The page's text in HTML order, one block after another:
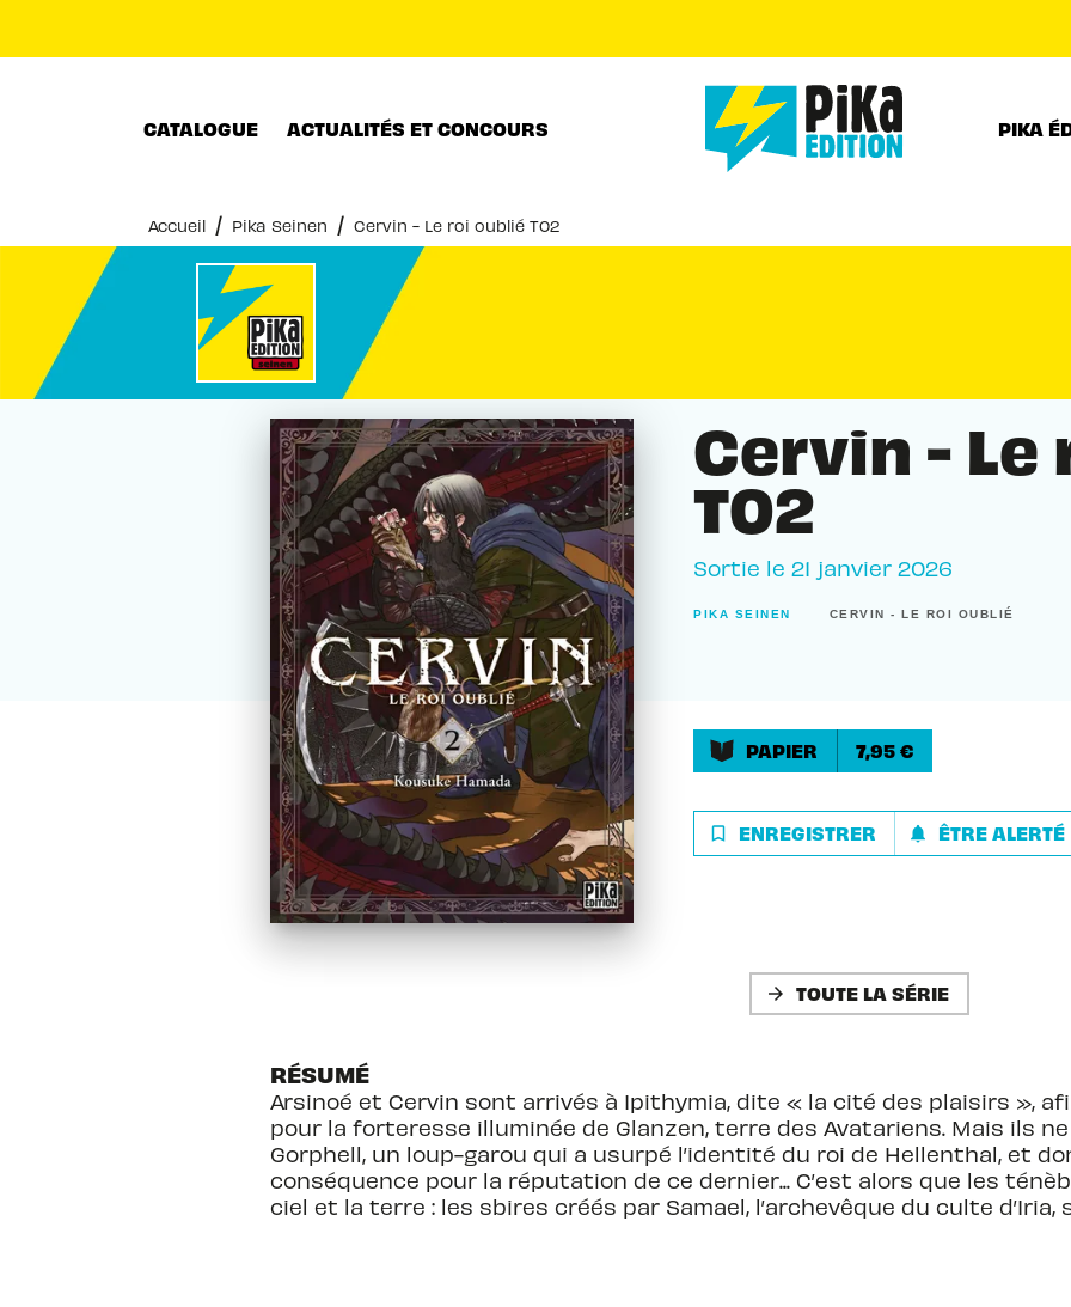
CATALOGUE ACTUALITÉS ET CONCOURS PIKA
Accueil / Pika Seinen / Cervin - Le roi oublié T02
Cervin -
T02
Sortie le 21 janvier 2026
PIKA SEINEN CERVIN - LE ROI OUBLIÉ
PAPIER 7,95 €
bookmark_border ENREGISTRER notifications ÊTRE ALERTÉ
arrow_forward TOUTE LA SÉRIE
RÉSUMÉ
Arsinoé et Cervin sont arrivés à Ipithymia, dite « la cité des plaisirs »,
pour la forteresse illuminée de Glanzen, terre des Avatariens. Mais ils
Gorphell, un loup-garou qui a usurpé l’identité du roi de Hellenthal, et
conséquence pour la réputation de ce dernier... C’est alors que les
ciel et la terre : les sbires créés par Samael, l’archevêque du culte d’Iria,